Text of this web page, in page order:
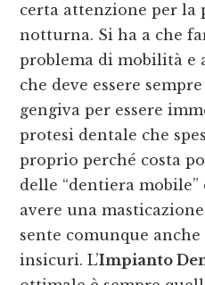
certa attenzione per la
notturna. Si ha a che
problema di mobilità e
che deve essere
gengiva per essere
protesi dentale che
proprio perché costa
delle “dentiera
avere una
sente comunque
insicuri. L’Impianto